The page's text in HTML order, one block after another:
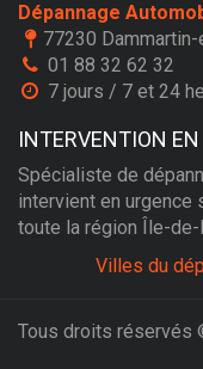
Dépannage
77230 Dammartin-
01 88 32 62 32
7 jours / 7 et 24
INTERVENTION
Spécialiste de
intervient en urgence
toute la région Île-de-
Villes du
Tous droits réservés